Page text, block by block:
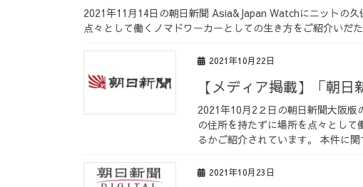
2021年11月14日の朝日新聞 Asia&Japan Watchにニットの
点々として働くノマドワーカーとしての生き方をご紹介い
2021年10月22日
【メディア掲載】「朝日
2021年10月2２日の朝日新聞大阪版
の住所を持たずに場所を点々とし
るかご紹介されています。 本件に
2021年10月23日